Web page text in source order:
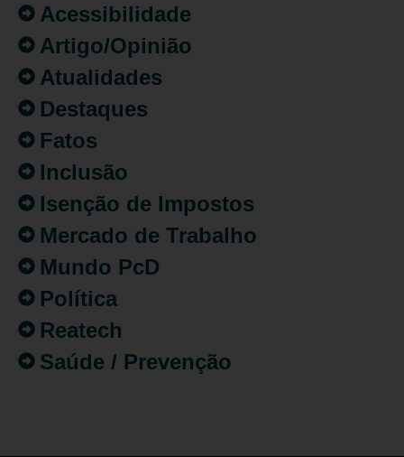
Acessibilidade
Artigo/Opinião
Atualidades
Destaques
Fatos
Inclusão
Isenção de Impostos
Mercado de Trabalho
Mundo PcD
Política
Reatech
Saúde / Prevenção